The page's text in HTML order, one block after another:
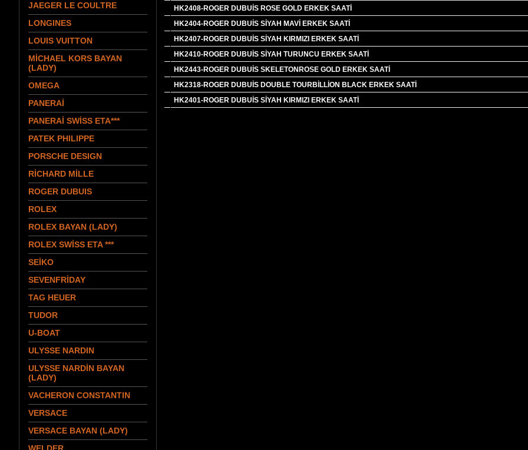
JAEGER LE COULTRE
LONGINES
LOUIS VUITTON
MİCHAEL KORS BAYAN
(LADY)
OMEGA
PANERAİ
PANERAİ SWİSS ETA***
PATEK PHILIPPE
PORSCHE DESIGN
RİCHARD MİLLE
ROGER DUBUIS
ROLEX
ROLEX BAYAN (LADY)
ROLEX SWİSS ETA ***
SEİKO
SEVENFRİDAY
TAG HEUER
TUDOR
U-BOAT
ULYSSE NARDIN
ULYSSE NARDİN BAYAN
(LADY)
VACHERON CONSTANTIN
VERSACE
VERSACE BAYAN (LADY)
HK2408-ROGER DUBUİS ROSE GOLD ERKEK SAATİ
HK2404-ROGER DUBUİS SİYAH MAVİ ERKEK SAATİ
HK2407-ROGER DUBUİS SİYAH KIRMIZI ERKEK SAATİ
HK2410-ROGER DUBUİS SİYAH TURUNCU ERKEK SAATİ
HK2443-ROGER DUBUİS SKELETONROSE GOLD ERKEK SAATİ
HK2318-ROGER DUBUİS DOUBLE TOURBİLLİON BLACK ERKEK SAATİ
HK2401-ROGER DUBUİS SİYAH KIRMIZI ERKEK SAATİ